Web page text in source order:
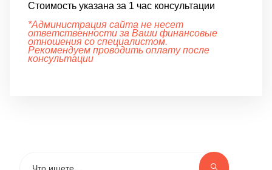
Стоимость указана за 1 час консультации
*Администрация сайта не несет
ответственности за Ваши финансовые
отношения со специалистом.
Рекомендуем проводить оплату после
консультации